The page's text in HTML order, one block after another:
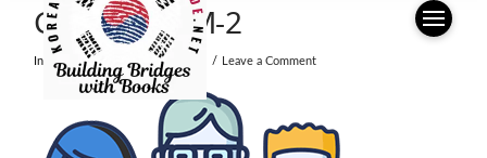
GROWTH-SM-2
In by moonchain July 23, 2019 Leave a Comment